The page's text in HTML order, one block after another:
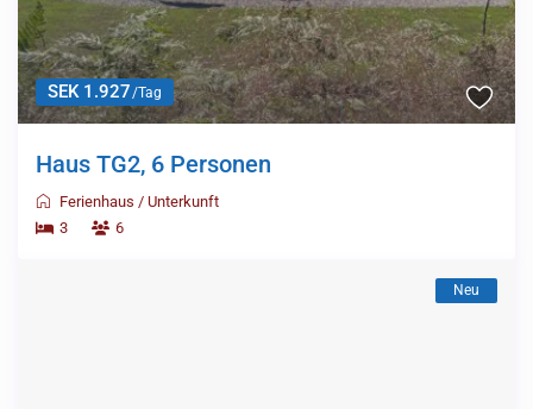
SEK 1.927/Tag
Haus TG2, 6 Personen
Ferienhaus /Unterkunft
3
6
Neu